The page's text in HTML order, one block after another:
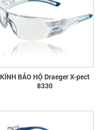
KÍNH BẢO HỘ Draeger X-pect
8330